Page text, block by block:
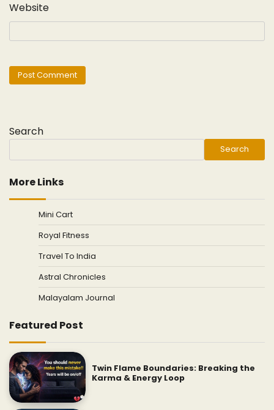
Website
Search
Search
More Links
Mini Cart
Royal Fitness
Travel To India
Astral Chronicles
Malayalam Journal
Featured Post
Twin Flame Boundaries: Breaking the
Karma & Energy Loop